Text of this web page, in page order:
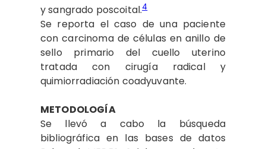
y sangrado poscoital.4
Se reporta el caso de una paciente
con carcinoma de células en anillo de
sello primario del cuello uterino
tratada con cirugía radical y
quimiorradiación coadyuvante.
METODOLOGÍA
Se llevó a cabo la búsqueda
bibliográfica en las bases de datos